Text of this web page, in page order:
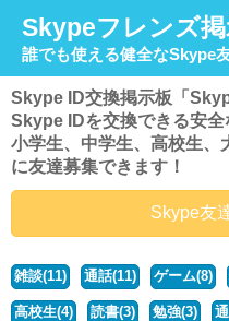
Skypeフレンズ掲
誰でも使える健全なSkype
Skype ID交換掲示板「
Skype IDを交換できる安全
小学生、中学生、高校生、
に友達募集できます！
Skype友
雑談(11) 通話(11) ゲーム(8)
高校生(4) 読書(3) 勉強(3)